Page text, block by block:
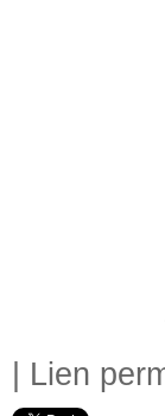
Lien